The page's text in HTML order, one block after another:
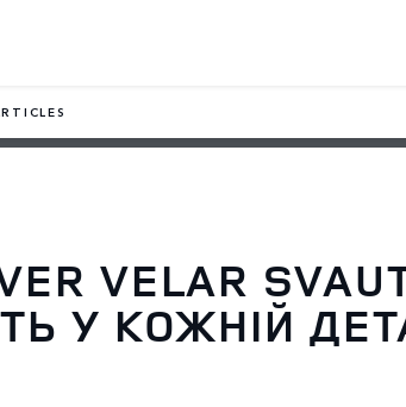
VELAR
У КОЖНІЙ